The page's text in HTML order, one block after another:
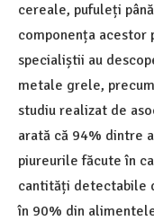
cereale, pufuleți
componența acestor
specialiștii au
metale grele,
studiu realizat de
arată că 94% dintre
piureurile făcute în
cantități detectabile
în 90% din